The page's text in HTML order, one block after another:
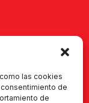
las cookies
de
de